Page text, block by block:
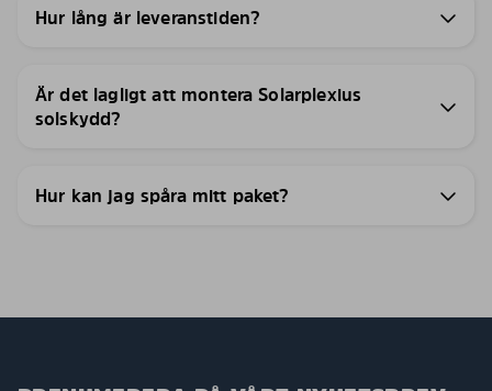
Hur lång är leveranstiden?
Är det lagligt att montera Solarplexius
solskydd?
Hur kan jag spåra mitt paket?